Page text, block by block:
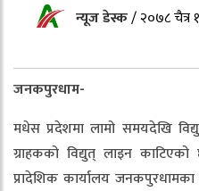
न्यूज डेस्क/२०७८ चैत्र
जनकपुरधाम-
मधेस प्रदेशमा लामो समयदेखि
ग्राहकको विद्युत् लाइन
प्रादेशिक कार्यालय